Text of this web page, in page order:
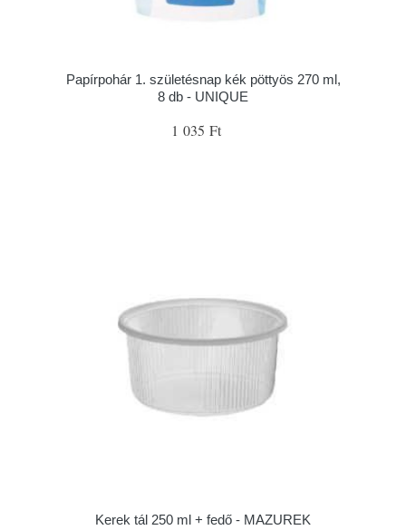
Papírpohár 1. születésnap kék pöttyös 270 ml,
8 db - UNIQUE
1 035 Ft
Kerek tál 250 ml + fedő - MAZUREK